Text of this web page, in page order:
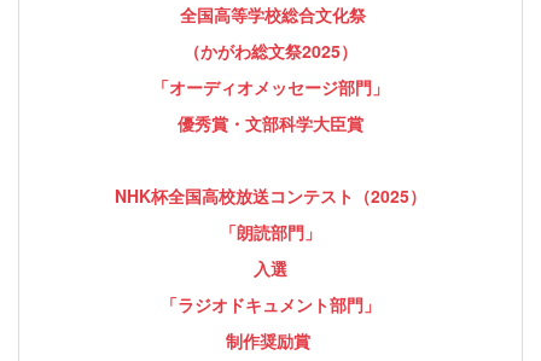
全国高等学校総合文化祭
（かがわ総文祭2025）
「オーディオメッセージ部門」
優秀賞・文部科学大臣賞
NHK杯全国高校放送コンテスト（2025）
「朗読部門」
入選
「ラジオドキュメント部門」
制作奨励賞